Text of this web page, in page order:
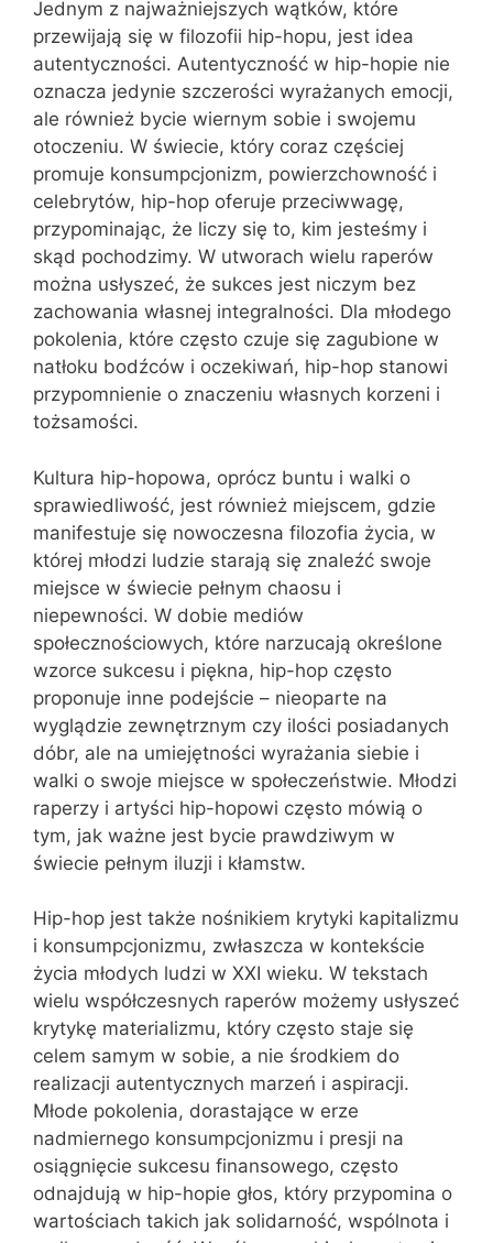
Jednym z najważniejszych wątków, które
przewijają się w filozofii hip-hopu, jest idea
autentyczności. Autentyczność w hip-hopie nie
oznacza jedynie szczerości wyrażanych emocji,
ale również bycie wiernym sobie i swojemu
otoczeniu. W świecie, który coraz częściej
promuje konsumpcjonizm, powierzchowność i
celebrytów, hip-hop oferuje przeciwwagę,
przypominając, że liczy się to, kim jesteśmy i
skąd pochodzimy. W utworach wielu raperów
można usłyszeć, że sukces jest niczym bez
zachowania własnej integralności. Dla młodego
pokolenia, które często czuje się zagubione w
natłoku bodźców i oczekiwań, hip-hop stanowi
przypomnienie o znaczeniu własnych korzeni i
tożsamości.
Kultura hip-hopowa, oprócz buntu i walki o
sprawiedliwość, jest również miejscem, gdzie
manifestuje się nowoczesna filozofia życia, w
której młodzi ludzie starają się znaleźć swoje
miejsce w świecie pełnym chaosu i
niepewności. W dobie mediów
społecznościowych, które narzucają określone
wzorce sukcesu i piękna, hip-hop często
proponuje inne podejście – nieoparte na
wyglądzie zewnętrznym czy ilości posiadanych
dóbr, ale na umiejętności wyrażania siebie i
walki o swoje miejsce w społeczeństwie. Młodzi
raperzy i artyści hip-hopowi często mówią o
tym, jak ważne jest bycie prawdziwym w
świecie pełnym iluzji i kłamstw.
Hip-hop jest także nośnikiem krytyki kapitalizmu
i konsumpcjonizmu, zwłaszcza w kontekście
życia młodych ludzi w XXI wieku. W tekstach
wielu współczesnych raperów możemy usłyszeć
krytykę materializmu, który często staje się
celem samym w sobie, a nie środkiem do
realizacji autentycznych marzeń i aspiracji.
Młode pokolenia, dorastające w erze
nadmiernego konsumpcjonizmu i presji na
osiągnięcie sukcesu finansowego, często
odnajdują w hip-hopie głos, który przypomina o
wartościach takich jak solidarność, wspólnota i